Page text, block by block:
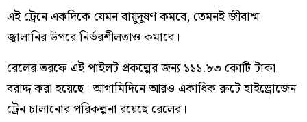
এই ট্রেনে একদিকে যেমন বায়ুদূষণ কমবে, তেমনই জীবাশ্ম
জ্বালানির উপরে নির্ভরশীলতাও কমাবে।
রেলের তরফে এই পাইলট প্রকল্পের জন্য ১১১.৮৩ কোটি টাকা
বরাদ্দ করা হয়েছে। আগামিদিনে আরও একাধিক রুটে হাইড্রোজেন
ট্রেন চালানোর পরিকল্পনা রয়েছে রেলের।